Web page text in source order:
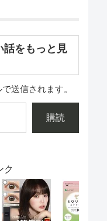
話をもっと見
送信されます。
購読
ク